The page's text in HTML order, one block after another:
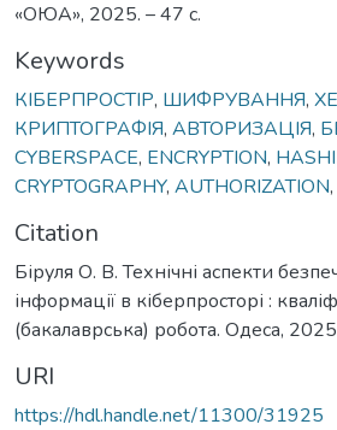
«ОЮА», 2025. – 47 с.
Keywords
КІБЕРПРОСТІР, ШИФРУВАННЯ,
КРИПТОГРАФІЯ, АВТОРИЗАЦІЯ,
CYBERSPACE, ENCRYPTION,
CRYPTOGRAPHY, AUTHORIZATION,
Citation
Біруля О. В. Технічні аспекти
інформації в кіберпросторі :
(бакалаврська) робота. Одеса,
URI
https://hdl.handle.net/11300/31925